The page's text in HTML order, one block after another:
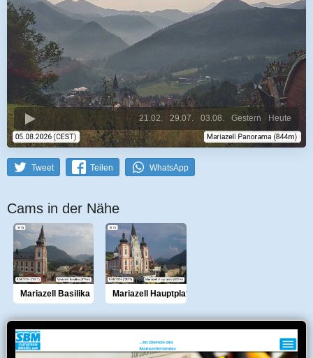
Heute
Gestern
03.08.
29.07.
21.02.
Tweet Teilen WhatsApp
Cams in der Nähe
Mariazell Basilika Mariazell Hauptplatz